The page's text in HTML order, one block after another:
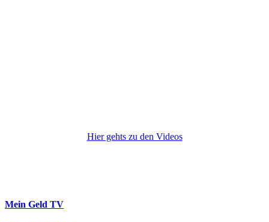
Hier gehts zu den Videos
Mein Geld TV